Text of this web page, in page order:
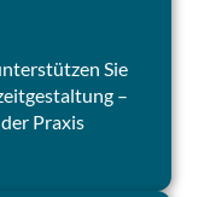
Sie
–
Praxis